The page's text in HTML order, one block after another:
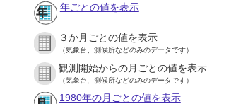
年ごとの値を表示
３か月ごとの値を表示
（気象台、測候所などのみのデータです）
観測開始からの月ごとの値を表示
（気象台、測候所などのみのデータです）
1980年の月ごとの値を表示